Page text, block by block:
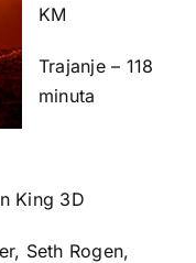
KM
Trajanje – 118
minuta
King 3D
Seth Rogen,